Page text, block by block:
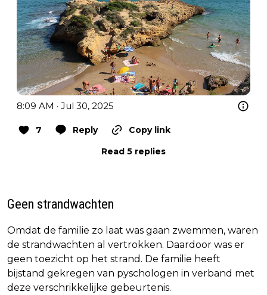
8:09 AM · Jul 30, 2025
7 Reply
Copy link
Read 5 replies
Geen strandwachten
Omdat de familie zo laat was gaan zwemmen, waren
de strandwachten al vertrokken. Daardoor was er
geen toezicht op het strand. De familie heeft
bijstand gekregen van pyschologen in verband met
deze verschrikkelijke gebeurtenis.